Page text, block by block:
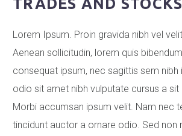
TRADES AND STOCKS
Lorem Ipsum. Proin gravida nibh vel
Aenean sollicitudin, lorem quis
consequat ipsum, nec sagittis sem nibh
odio sit amet nibh vulputate cursus a
Morbi accumsan ipsum velit. Nam nec
tincidunt auctor a ornare odio. Sed non